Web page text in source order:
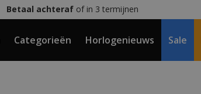
Betaal achterafof in 3 termijnen
Categorieën Horlogenieuws Sale